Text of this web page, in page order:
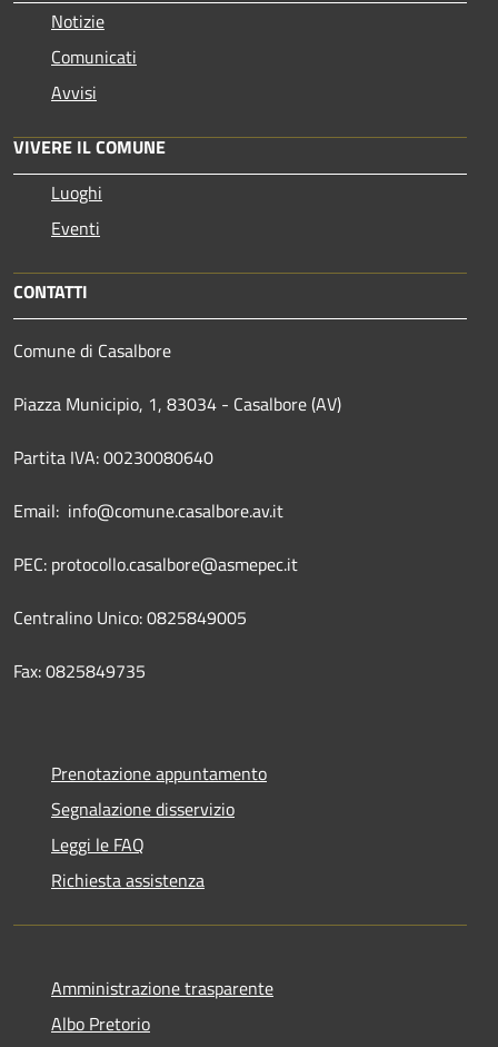
Notizie
Comunicati
Avvisi
VIVERE IL COMUNE
Luoghi
Eventi
CONTATTI
Comune di Casalbore
Piazza Municipio, 1, 83034 - Casalbore (AV)
Partita IVA: 00230080640
Email: info@comune.casalbore.av.it
PEC: protocollo.casalbore@asmepec.it
Centralino Unico: 0825849005
Fax: 0825849735
Prenotazione appuntamento
Segnalazione disservizio
Leggi le FAQ
Richiesta assistenza
Amministrazione trasparente
Albo Pretorio